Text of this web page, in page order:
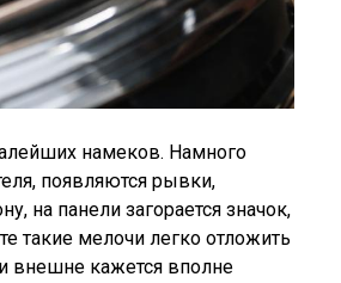
намеков. Намного
появляются рывки,
на панели загорается значок,
такие мелочи легко отложить
внешне кажется вполне